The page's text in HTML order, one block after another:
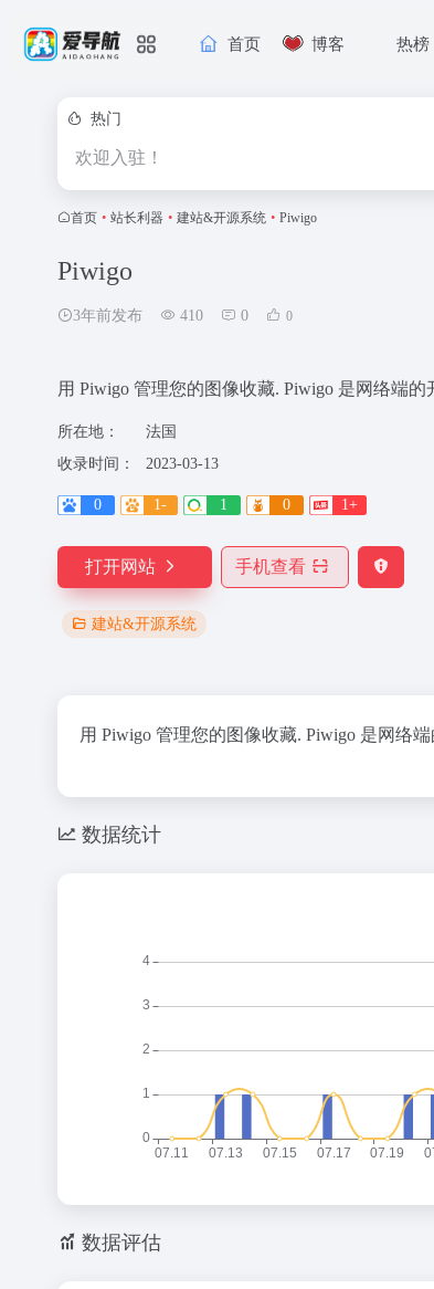
首页 博客 热榜
热门
欢迎入驻！
首页 • 站长利器 • 建站&开源系统 • Piwigo
Piwigo
3年前发布 410 0 0
用 Piwigo 管理您的图像收藏. Piwigo 是网络端
所在地：
法国
收录时间：
2023-03-13
0 1- 1 0 1+
打开网站 手机查看
建站&开源系统
用 Piwigo 管理您的图像收藏. Piwigo 是网络
数据统计
数据评估